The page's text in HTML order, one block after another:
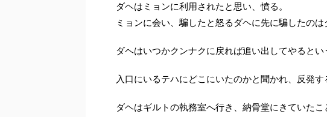
ダヘはミョンに利用されたと思い、憤る。
ミョンに会い、騙したと怒るダヘに先に騙したのは
ダヘはいつかクンナクに戻れば追い出してやるとい
入口にいるテハにどこにいたのかと聞かれ、反発す
ダヘはギルトの執務室へ行き、納骨堂にきていたこ